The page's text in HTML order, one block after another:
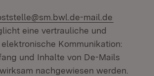
mail.de
eine vertrauliche und
Kommunikation:
und Inhalte von De-Mails
nachgewiesen werden.